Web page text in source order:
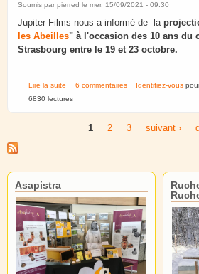
Soumis par pierred le mer, 15/09/2021 - 09:30
Jupiter Films nous a informé de la
les Abeilles" à l'occasion des 10 ans du
Strasbourg entre le 19 et 23 octobre.
Lire la suite de Film "Être avec les Abeilles" au
6 commentaires Identifiez-vous
6830 lectures
Pages
1 2 3 suivant ›
Asapistra